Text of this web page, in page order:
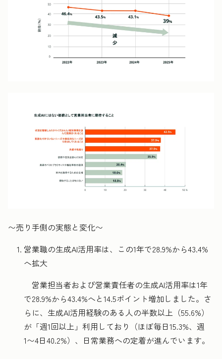
〜売り手側の実態と変化〜
営業職の生成AI活用率は、この1年で28.9%から43.4%
へ拡大
営業担当者および営業責任者の生成AI活用率は1年
で28.9%から43.4%へと14.5ポイント増加しました。さ
らに、生成AI活用経験のある人の半数以上（55.6%）
が「週1回以上」利用しており（ほぼ毎日15.3%、週
1〜4日40.2%）、日常業務への定着が進んでいます。